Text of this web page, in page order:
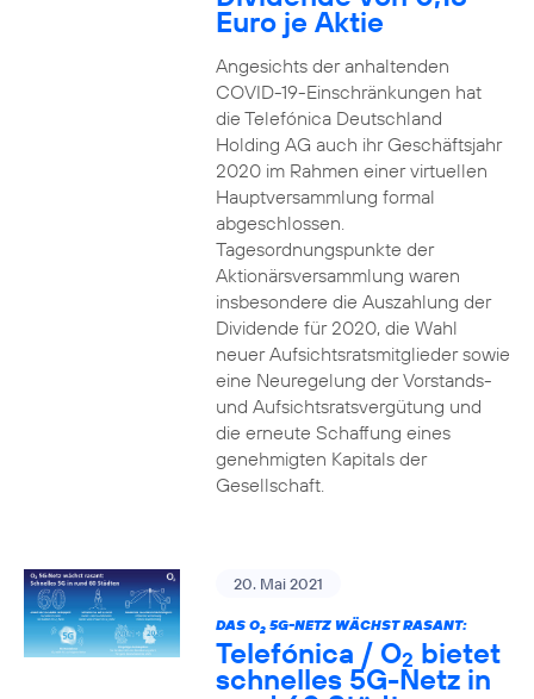
Euro je Aktie
Angesichts der anhaltenden
COVID-19-Einschränkungen hat
die Telefónica Deutschland
Holding AG auch ihr Geschäftsjahr
2020 im Rahmen einer virtuellen
Hauptversammlung formal
abgeschlossen.
Tagesordnungspunkte der
Aktionärsversammlung waren
insbesondere die Auszahlung der
Dividende für 2020, die Wahl
neuer Aufsichtsratsmitglieder sowie
eine Neuregelung der Vorstands-
und Aufsichtsratsvergütung und
die erneute Schaffung eines
genehmigten Kapitals der
Gesellschaft.
20. Mai 2021
DAS O25G-NETZ WÄCHST RASANT:
Telefónica / O2 bietet
schnelles 5G-Netz in